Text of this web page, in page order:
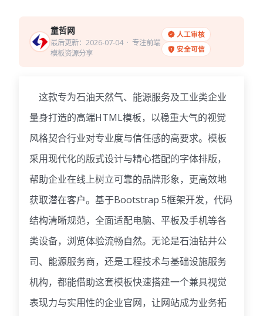
童哲网
最后更新：2026-07-04· 专注前端
模板资源分享
人工审核
安全可信
这款专为石油天然气、能源服务及工业类企业
量身打造的高端HTML模板，以稳重大气的视觉
风格契合行业对专业度与信任感的高要求。模板
采用现代化的版式设计与精心搭配的字体排版，
帮助企业在线上树立可靠的品牌形象，更高效地
获取潜在客户。基于Bootstrap 5框架开发，代码
结构清晰规范，全面适配电脑、平板及手机等各
类设备，浏览体验流畅自然。无论是石油钻井公
司、能源服务商，还是工程技术与基础设施服务
机构，都能借助这套模板快速搭建一个兼具视觉
表现力与实用性的企业官网，让网站成为业务拓